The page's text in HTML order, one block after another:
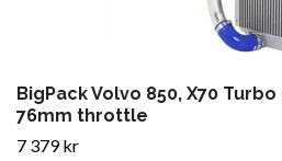
BigPack Volvo 850, X70
76mm throttle
7 379 kr